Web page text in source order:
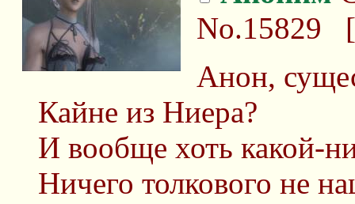
No.15829 [
Анон,
Кайне из Ниера?
И вообще хоть какой-
Ничего толкового не